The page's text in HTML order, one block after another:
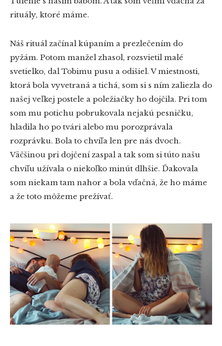
rituály, ktoré máme.
Náš rituál začínal kúpaním a prezlečením do
pyžám. Potom manžel zhasol, rozsvietil malé
svetielko, dal Tobimu pusu a odišiel. V miestnosti,
ktorá bola vyvetraná a tichá, som si s ním zaliezla do
našej veľkej postele a poležiačky ho dojčila. Pri tom
som mu potichu pobrukovala nejakú pesničku,
hladila ho po tvári alebo mu porozprávala
rozprávku. Bola to chvíľa len pre nás dvoch.
Väčšinou pri dojčení zaspal a tak som si túto našu
chvíľu užívala o niekoľko minút dlhšie. Ďakovala
som niekam tam nahor a bola vďačná, že ho máme
a že toto môžeme prežívať.